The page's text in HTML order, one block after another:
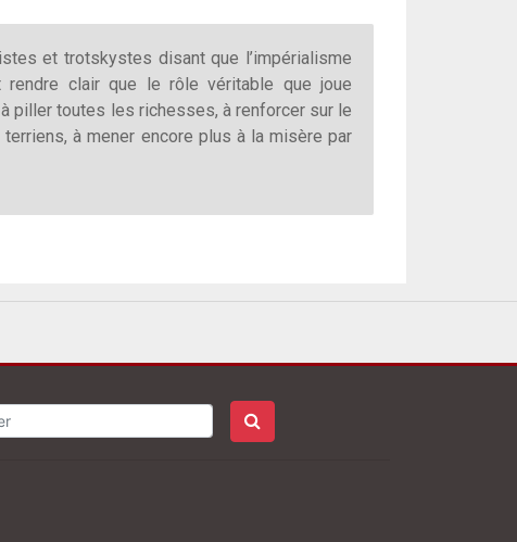
et trotskystes disant que l’impérialisme
clair que le rôle véritable que joue
piller toutes les richesses, à renforcer sur le
à mener encore plus à la misère par